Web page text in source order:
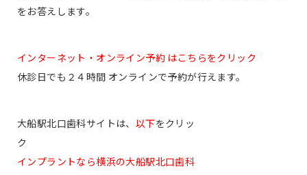
をお答えします。
インターネット・オンライン予約 はこちらをクリック
休診日でも２４時間 オンラインで予約が行えます。
大船駅北口歯科サイトは、 以下をクリッ
ク
インプラントなら横浜の大船駅北口歯科